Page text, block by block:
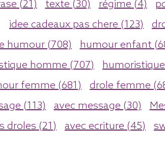
(21) texte (30) régime (4)
idee cadeaux pas chere (123)
humour (708)
humour enfant
homme (707)
femme (681)
drole femme
(113)
avec message (30)
droles (21)
avec ecriture (45)